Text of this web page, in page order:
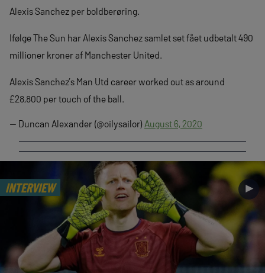
Alexis Sanchez per boldberøring.
Ifølge The Sun har Alexis Sanchez samlet set fået udbetalt 490
millioner kroner af Manchester United.
Alexis Sanchez’s Man Utd career worked out as around
£28,800 per touch of the ball.
— Duncan Alexander (@oilysailor) August 6, 2020
INTERVIEW ►